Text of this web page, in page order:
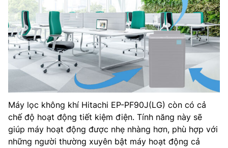
Máy lọc không khí Hitachi EP-PF90J(LG) còn có cả
chế độ hoạt động tiết kiệm điện. Tính năng này sẽ
giúp máy hoạt động được nhẹ nhàng hơn, phù hợp với
những người thường xuyên bật máy hoạt động cả